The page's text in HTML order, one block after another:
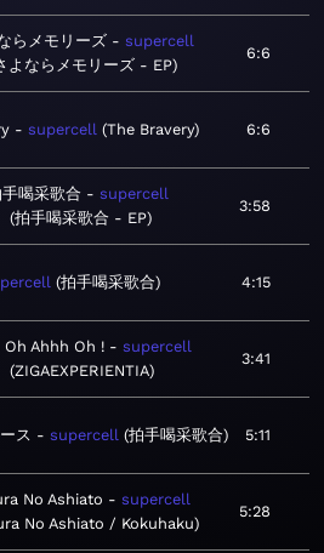
らメモリーズ
supercell
よならメモリーズ - EP
6:6
supercell The Bravery 6:6
喝采歌合
supercell
拍手喝采歌合 - EP
3:58
拍手喝采歌合 4:15
Oh Ahhh Oh !
supercell
ZIGAEXPERIENTIA
3:41
ス supercell 拍手喝采歌合 5:11
No Ashiato
supercell
No Ashiato / Kokuhaku
5:28